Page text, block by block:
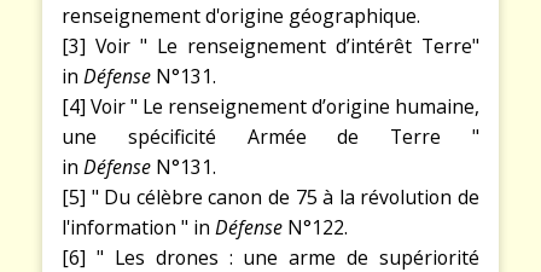
renseignement d'origine géographique.
[3] Voir " Le renseignement d’intérêt Terre"
in Défense N°131.
[4] Voir " Le renseignement d’origine humaine,
une spécificité Armée de Terre "
in Défense N°131.
[5] " Du célèbre canon de 75 à la révolution de
l'information " in Défense N°122.
[6] " Les drones : une arme de supériorité